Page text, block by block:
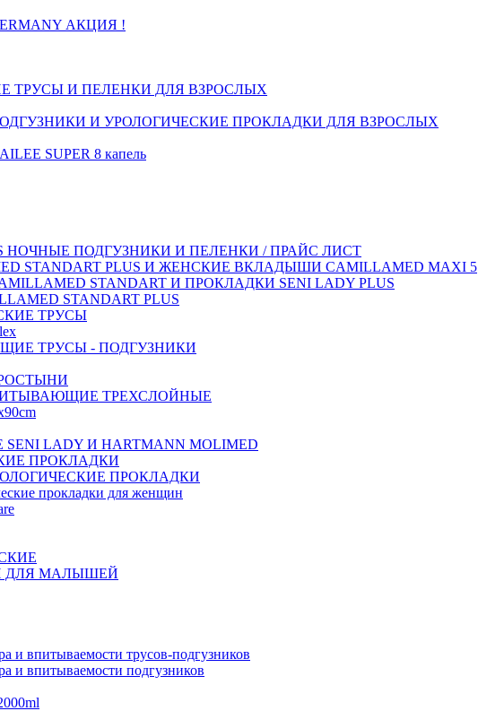
АКЦИЯ !
ТРУСЫ И ПЕЛЕНКИ ДЛЯ ВЗРОСЛЫХ
ПОДГУЗНИКИ И УРОЛОГИЧЕСКИЕ ПРОКЛАДКИ ДЛЯ ВЗРОСЛЫХ
SUPER 8 капель
НОЧНЫЕ ПОДГУЗНИКИ И ПЕЛЕНКИ / ПРАЙС ЛИСТ
STANDART PLUS И ЖЕНСКИЕ ВКЛАДЫШИ CAMILLAMED MAXI 5
STANDART И ПРОКЛАДКИ SENI LADY PLUS
STANDART PLUS
ТРУСЫ
ТРУСЫ - ПОДГУЗНИКИ
ТРЕХСЛОЙНЫЕ
LADY И HARTMANN MOLIMED
ПРОКЛАДКИ
ПРОКЛАДКИ
прокладки для женщин
ДЛЯ МАЛЫШЕЙ
впитываемости трусов-подгузников
впитываемости подгузников